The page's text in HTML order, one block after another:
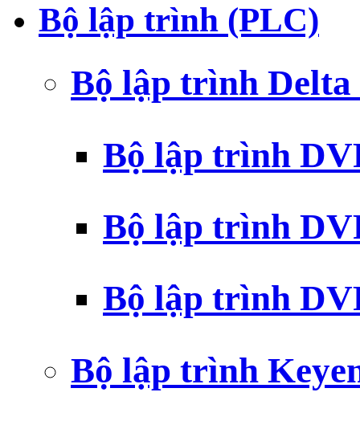
Bộ lập trình (PLC)
Bộ lập trình
Bộ lập trình
Bộ lập trình
Bộ lập trình
Bộ lập trình